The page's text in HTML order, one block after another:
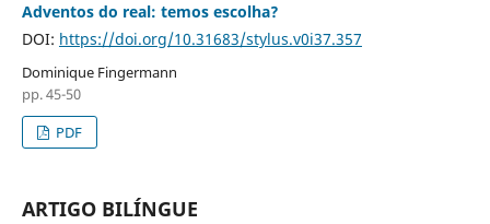
Adventos do real: temos escolha?
DOI: https://doi.org/10.31683/stylus.v0i37.357
Dominique Fingermann
pp. 45-50
PDF
ARTIGO BILÍNGUE